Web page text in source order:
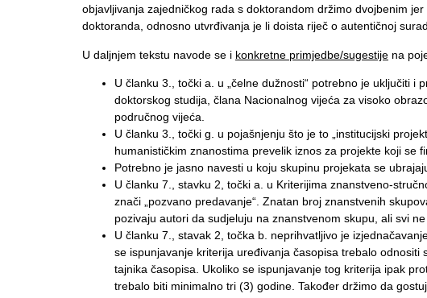
objavljivanja zajedničkog rada s doktorandom držimo dvojbenim
doktoranda, odnosno utvrđivanja je li doista riječ o autentičnoj
U daljnjem tekstu navode se i konkretne primjedbe/sugestije na
U članku 3., točki a. u „čelne dužnosti“ potrebno je uključiti
doktorskog studija, člana Nacionalnog vijeća za visoko
područnog vijeća.
U članku 3., točki g. u pojašnjenju što je to „institucijski
humanističkim znanostima prevelik iznos za projekte koji se
Potrebno je jasno navesti u koju skupinu projekata se
U članku 7., stavku 2, točki a. u Kriterijima znanstveno-
znači „pozvano predavanje“. Znatan broj znanstvenih
pozivaju autori da sudjeluju na znanstvenom skupu, ali svi
U članku 7., stavak 2, točka b. neprihvatljivo je
se ispunjavanje kriterija uređivanja časopisa trebalo
tajnika časopisa. Ukoliko se ispunjavanje tog kriterija ipak
trebalo biti minimalno tri (3) godine. Također držimo da